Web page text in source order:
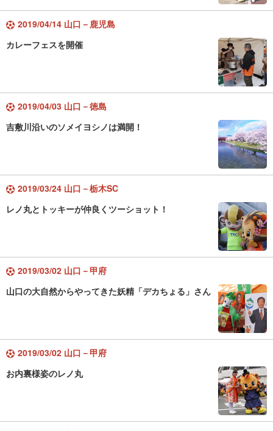
2019/04/14 山口－鹿児島
カレーフェスを開催
2019/04/03 山口－徳島
吉敷川沿いのソメイヨシノは満開！
2019/03/24 山口－栃木SC
レノ丸とトッキーが仲良くツーショット！
2019/03/02 山口－甲府
山口の大自然からやってきた妖精「デカちょる」さん
2019/03/02 山口－甲府
お内裏様姿のレノ丸